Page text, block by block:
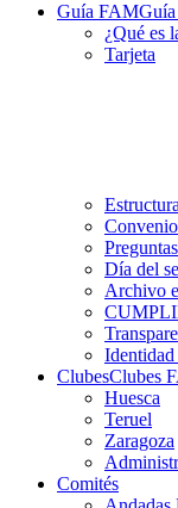
Guía FAM
¿Qué es
Tarjeta
Estructura
Día del
Archivo
ClubesClubes
Huesca
Teruel
Zaragoza
Comités